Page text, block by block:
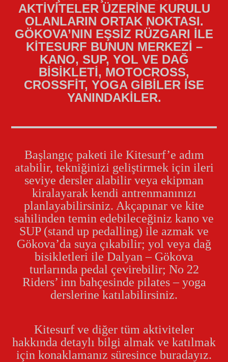
AKTİVİTELER ÜZERİNE KURULU
OLANLARIN ORTAK NOKTASI.
GÖKOVA’NIN EŞSİZ RÜZGARI İLE
KİTESURF BUNUN MERKEZİ –
KANO, SUP, YOL VE DAĞ
BİSİKLETİ, MOTOCROSS,
CROSSFİT, YOGA GİBİLER İSE
YANINDAKİLER.
Başlangıç paketi ile Kitesurf’e adım
atabilir, tekniğinizi geliştirmek için ileri
seviye dersler alabilir veya ekipman
kiralayarak kendi antrenmanınızı
planlayabilirsiniz. Akçapınar ve kite
sahilinden temin edebileceğiniz kano ve
SUP (stand up pedalling) ile azmak ve
Gökova’da suya çıkabilir; yol veya dağ
bisikletleri ile Dalyan – Gökova
turlarında pedal çevirebilir; No 22
Riders’ inn bahçesinde pilates – yoga
derslerine katılabilirsiniz.
Kitesurf ve diğer tüm aktiviteler
hakkında detaylı bilgi almak ve katılmak
için konaklamanız süresince buradayız.